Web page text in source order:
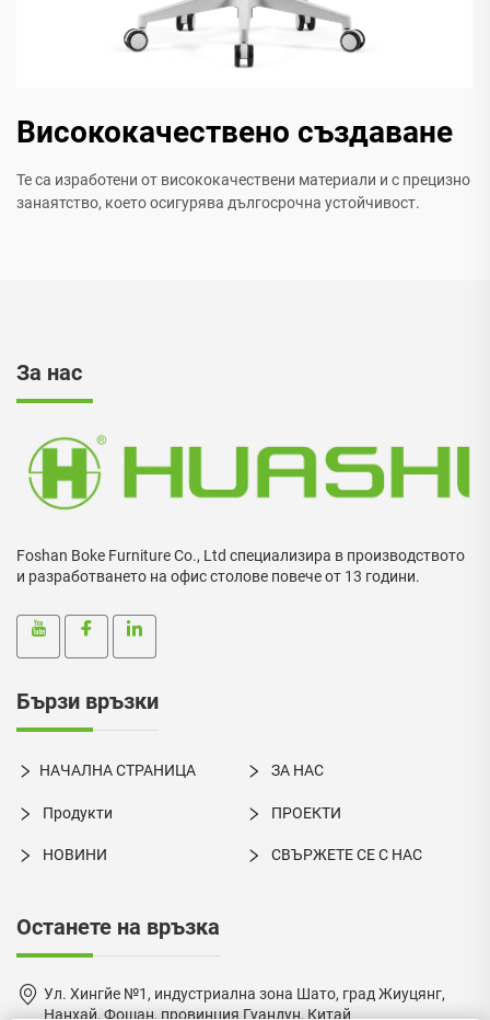
Висококачествено създаване
Те са изработени от висококачествени материали и с прецизно
занаятство, което осигурява дългосрочна устойчивост.
За нас
Foshan Boke Furniture Co., Ltd специализира в производството
и разработването на офис столове повече от 13 години.
Бързи връзки
НАЧАЛНА СТРАНИЦА ЗА НАС
Продукти ПРОЕКТИ
НОВИНИ СВЪРЖЕТЕ СЕ С НАС
Останете на връзка
Ул. Хингйе №1, индустриална зона Шато, град Жиуцянг,
Нанхай, Фошан, провинция Гуандун, Китай